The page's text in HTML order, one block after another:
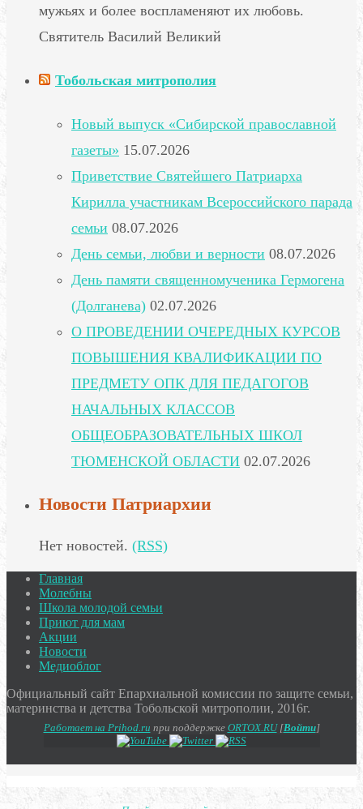
мужьях и более воспламеняют их любовь.
Святитель Василий Великий
Тобольская митрополия
Новый выпуск «Сибирской православной
газеты» 15.07.2026
Приветствие Святейшего Патриарха
Кирилла участникам Всероссийского парада
семьи 08.07.2026
День семьи, любви и верности 08.07.2026
День памяти священномученика Гермогена
(Долганева) 02.07.2026
О ПРОВЕДЕНИИ ОЧЕРЕДНЫХ КУРСОВ
ПОВЫШЕНИЯ КВАЛИФИКАЦИИ ПО
ПРЕДМЕТУ ОПК ДЛЯ ПЕДАГОГОВ
НАЧАЛЬНЫХ КЛАССОВ
ОБЩЕОБРАЗОВАТЕЛЬНЫХ ШКОЛ
ТЮМЕНСКОЙ ОБЛАСТИ 02.07.2026
Новости Патриархии
Нет новостей. (RSS)
Главная
Молебны
Школа молодой семьи
Приют для мам
Акции
Новости
Медиоблог
Официальный сайт Епархиальной комиссии по защите семьи,
материнства и детства Тобольской митрополии, 2016г.
Работает на Prihod.ru при поддержке ORTOX.RU[Войти]